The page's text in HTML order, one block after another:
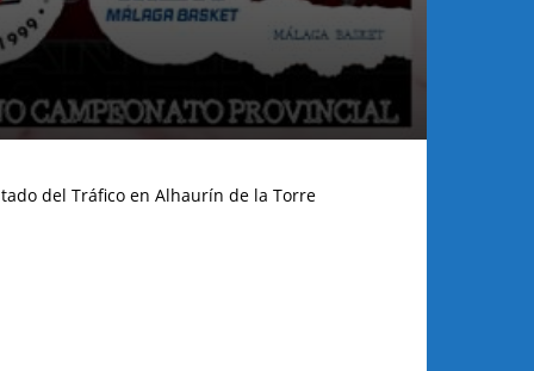
del Tráfico en Alhaurín de la Torre